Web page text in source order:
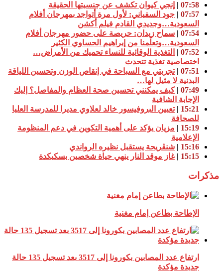
07:58
| إنجي كيوان تكشف عن جنسيتها الحقيقة
07:57
| جود السفياني: لأول مرة أتواجد بمهرجان أفلام
السعودية…وجديدي القادم فيلم أكشن
07:54
| سماح زيدان: حريصة على حضور مهرجان أفلام
السعودية…وتعلّمنا من إبراهيم الحساوي الكثير
07:52
| التغذية الوقائية للنساء تحميك من الأمراض…
اختصاصية تغذية تتحدث
07:51
|تجربتي مع السباحة في إنقاص الوزن وتحسين اللياقة
البدنية لا مثيل لها…
07:49
|كيف يمكنني تحسين صحة العظام والمفاصل؟ إليك
الإجابة الشافية
15:21
|تعيين البروفيسور خالد لعلاوي مديرا للمدرسة العليا
للصحافة
15:19
| مزيان يؤكد على أهمية التكوين في دعم المنظومة
الإعلامية
15:16
| شنڨريحة يستقبل نظيره الرواندي
15:15
|غاز موقد النار ينهي حياة شخصين بسكيكدة
مذكرات
الإطاحة بطاعن إمام مغنية
ارتفاع عدد المصابين بكورونا إلى 3517 بعد تسجيل 135 حالة
جديدة مؤكدة